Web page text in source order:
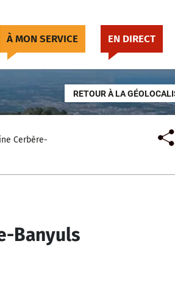
À MON SERVICE EN DIRECT
RETOUR À LA
Cerbère-
Banyuls